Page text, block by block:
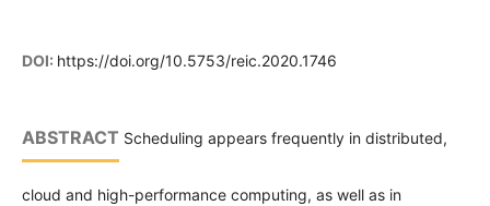
DOI: https://doi.org/10.5753/reic.2020.1746
ABSTRACT Scheduling appears frequently in distributed,
cloud and high-performance computing, as well as in